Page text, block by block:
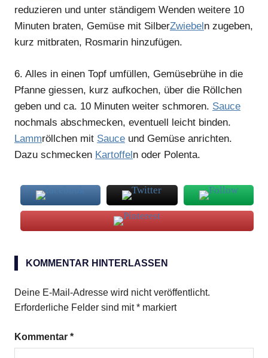
reduzieren und unter ständigem Wenden weitere 10
Minuten braten, Gemüse mit SilberZwiebeln zugeben,
kurz mitbraten, Rosmarin hinzufügen.
6. Alles in einen Topf umfüllen, Gemüsebrühe in die
Pfanne giessen, kurz aufkochen, über die Röllchen
geben und ca. 10 Minuten weiter schmoren. Sauce
nochmals abschmecken, eventuell leicht binden.
Lammröllchen mit Sauce und Gemüse anrichten.
Dazu schmecken Kartoffeln oder Polenta.
Mozzarella
KOMMENTAR HINTERLASSEN
Deine E-Mail-Adresse wird nicht veröffentlicht.
Erforderliche Felder sind mit* markiert
Kommentar *